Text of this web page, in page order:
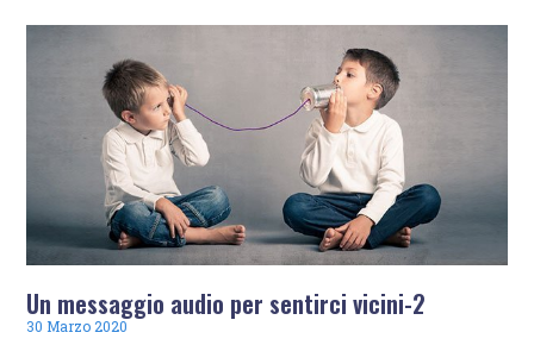
Un messaggio audio per sentirci vicini-2
30 Marzo 2020